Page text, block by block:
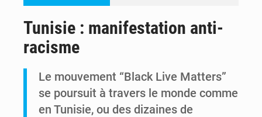
Comment des milliers d’Africains protègent et font fructifier leur argent avec l’USDT
Tunisie : manifestation anti-
racisme
Le mouvement “Black Live Matters”
se poursuit à travers le monde comme
en Tunisie, ou des dizaines de